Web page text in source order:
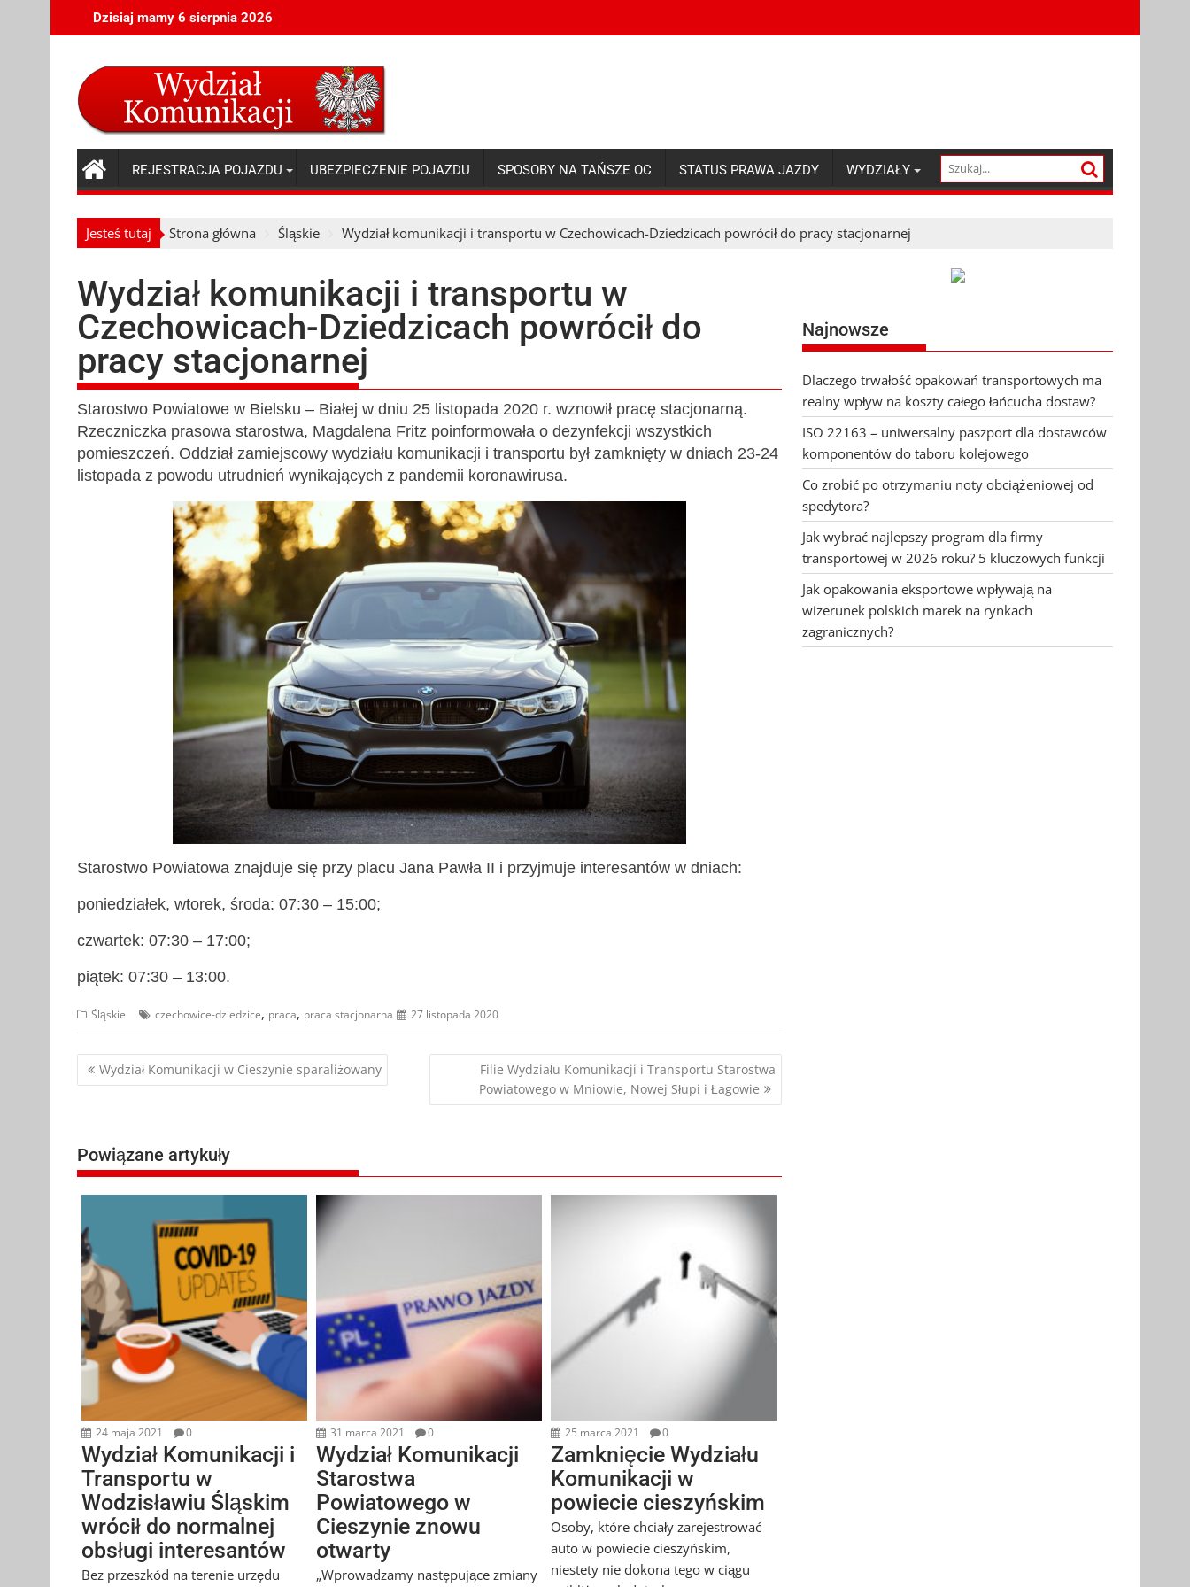
to
Dzisiaj mamy 6 sierpnia 2026
REJESTRACJA POJAZDU UBEZPIECZENIE POJAZDU SPOSOBY NA TAŃSZE OC STATUS PRAWA JAZDY WYDZIAŁY
Jesteś tutaj Strona główna Śląskie Wydział komunikacji i transportu w Czechowicach-Dziedzicach powrócił do pracy stacjonarnej
Wydział komunikacji i transportu w
Czechowicach-Dziedzicach powrócił do
pracy stacjonarnej
Starostwo Powiatowe w Bielsku – Białej w dniu 25 listopada 2020 r. wznowił pracę stacjonarną.
Rzeczniczka prasowa starostwa, Magdalena Fritz poinformowała o dezynfekcji wszystkich
pomieszczeń. Oddział zamiejscowy wydziału komunikacji i transportu był zamknięty w dniach 23-24
listopada z powodu utrudnień wynikających z pandemii koronawirusa.
Starostwo Powiatowa znajduje się przy placu Jana Pawła II i przyjmuje interesantów w dniach:
poniedziałek, wtorek, środa: 07:30 – 15:00;
czwartek: 07:30 – 17:00;
piątek: 07:30 – 13:00.
Śląskie czechowice-dziedzice, praca, praca stacjonarna 27 listopada 2020
Nawigacja
Wydział Komunikacji w Cieszynie sparaliżowany
Filie Wydziału Komunikacji i Transportu Starostwa
Powiatowego w Mniowie, Nowej Słupi i Łagowie
Powiązane artykuły
24 maja 2021 0
Wydział Komunikacji i
Transportu w
Wodzisławiu Śląskim
wrócił do normalnej
obsługi interesantów
Bez przeszkód na terenie urzędu
31 marca 2021 0
Wydział Komunikacji
Starostwa
Powiatowego w
Cieszynie znowu
otwarty
„Wprowadzamy następujące zmiany
25 marca 2021 0
Zamknięcie Wydziału
Komunikacji w
powiecie cieszyńskim
Osoby, które chciały zarejestrować
auto w powiecie cieszyńskim,
niestety nie dokona tego w ciągu
Najnowsze
Dlaczego trwałość opakowań transportowych ma
realny wpływ na koszty całego łańcucha dostaw?
ISO 22163 – uniwersalny paszport dla dostawców
komponentów do taboru kolejowego
Co zrobić po otrzymaniu noty obciążeniowej od
spedytora?
Jak wybrać najlepszy program dla firmy
transportowej w 2026 roku? 5 kluczowych funkcji
Jak opakowania eksportowe wpływają na
wizerunek polskich marek na rynkach
zagranicznych?